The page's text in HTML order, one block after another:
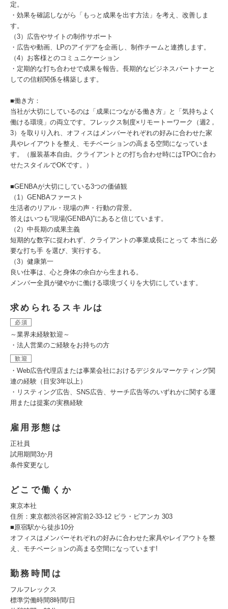
定。
・効果を確認しながら「もっと成果を出す方法」を考え、改善しま
す。
（3）広告やサイトの制作サポート
・広告や動画、LPのアイデアを企画し、制作チームと連携します。
（4）お客様とのコミュニケーション
・定期的な打ち合わせで成果を報告。長期的なビジネスパートナーと
しての信頼関係を構築します。
■働き方：
当社が大切にしているのは「成果につながる働き方」と「気持ちよく
働ける環境」の両立です。フレックス制度×リモートーワーク（週2，
3）を取りり入れ、オフィスはメンバーそれぞれの好みに合わせた家
具やレイアウトを整え、モチベーションの高まる空間になっていま
す。（服装基本自由。クライアントとの打ち合わせ時にはTPOに合わ
せたスタイルでOKです。）
■GENBAが大切にしている3つの価値観
（1）GENBAファースト
生活者のリアル・現場の声・行動の背景。
答えはいつも“現場(GENBA)”にあると信じています。
（2）中長期の成果主義
短期的な数字に捉われず、クライアントの事業成長にとって 本当に必
要な打ち手 を選び、実行する。
（3）健康第一
良い仕事は、心と身体の余白から生まれる。
メンバー全員が健やかに働ける環境づくりを大切にしています。
求められるスキルは
必須
～業界未経験歓迎～
・法人営業のご経験をお持ちの方
歓迎
・Web広告代理店または事業会社におけるデジタルマーケティング関
連の経験（目安3年以上）
・リスティング広告、SNS広告、サーチ広告等のいずれかに関する運
用または提案の実務経験
雇用形態は
正社員
試用期間3か月
条件変更なし
どこで働くか
東京本社
住所：東京都渋谷区神宮前2-33-12 ビラ・ビアンカ 303
■原宿駅から徒歩10分
オフィスはメンバーそれぞれの好みに合わせた家具やレイアウトを整
え、モチベーションの高まる空間になっています!
勤務時間は
フルフレックス
標準労働時間8時間/日